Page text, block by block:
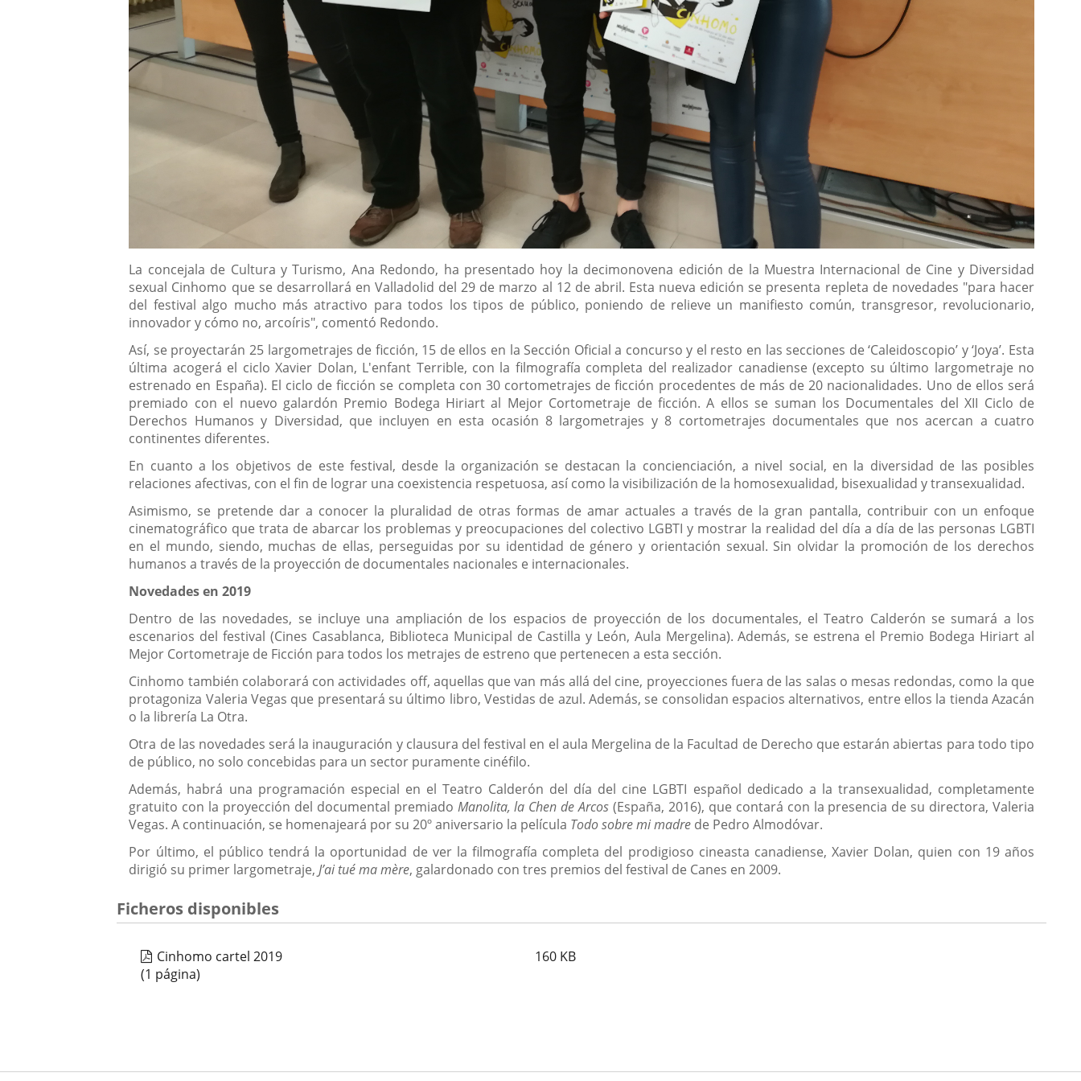
Descripción
La concejala de Cultura y Turismo, Ana Redondo, ha presentado hoy la decimonovena edición de la Muestra Internacional de Cine y Diversidad
sexual Cinhomo que se desarrollará en Valladolid del 29 de marzo al 12 de abril. Esta nueva edición se presenta repleta de novedades "para hacer
del festival algo mucho más atractivo para todos los tipos de público, poniendo de relieve un manifiesto común, transgresor, revolucionario,
innovador y cómo no, arcoíris", comentó Redondo.
Así, se proyectarán 25 largometrajes de ficción, 15 de ellos en la Sección Oficial a concurso y el resto en las secciones de ‘Caleidoscopio’ y ‘Joya’. Esta
última acogerá el ciclo Xavier Dolan, L'enfant Terrible, con la filmografía completa del realizador canadiense (excepto su último largometraje no
estrenado en España). El ciclo de ficción se completa con 30 cortometrajes de ficción procedentes de más de 20 nacionalidades. Uno de ellos será
premiado con el nuevo galardón Premio Bodega Hiriart al Mejor Cortometraje de ficción. A ellos se suman los Documentales del XII Ciclo de
Derechos Humanos y Diversidad, que incluyen en esta ocasión 8 largometrajes y 8 cortometrajes documentales que nos acercan a cuatro
continentes diferentes.
En cuanto a los objetivos de este festival, desde la organización se destacan la concienciación, a nivel social, en la diversidad de las posibles
relaciones afectivas, con el fin de lograr una coexistencia respetuosa, así como la visibilización de la homosexualidad, bisexualidad y transexualidad.
Asimismo, se pretende dar a conocer la pluralidad de otras formas de amar actuales a través de la gran pantalla, contribuir con un enfoque
cinematográfico que trata de abarcar los problemas y preocupaciones del colectivo LGBTI y mostrar la realidad del día a día de las personas LGBTI
en el mundo, siendo, muchas de ellas, perseguidas por su identidad de género y orientación sexual. Sin olvidar la promoción de los derechos
humanos a través de la proyección de documentales nacionales e internacionales.
Novedades en 2019
Dentro de las novedades, se incluye una ampliación de los espacios de proyección de los documentales, el Teatro Calderón se sumará a los
escenarios del festival (Cines Casablanca, Biblioteca Municipal de Castilla y León, Aula Mergelina). Además, se estrena el Premio Bodega Hiriart al
Mejor Cortometraje de Ficción para todos los metrajes de estreno que pertenecen a esta sección.
Cinhomo también colaborará con actividades off, aquellas que van más allá del cine, proyecciones fuera de las salas o mesas redondas, como la que
protagoniza Valeria Vegas que presentará su último libro, Vestidas de azul. Además, se consolidan espacios alternativos, entre ellos la tienda Azacán
o la librería La Otra.
Otra de las novedades será la inauguración y clausura del festival en el aula Mergelina de la Facultad de Derecho que estarán abiertas para todo tipo
de público, no solo concebidas para un sector puramente cinéfilo.
Además, habrá una programación especial en el Teatro Calderón del día del cine LGBTI español dedicado a la transexualidad, completamente
gratuito con la proyección del documental premiado Manolita, la Chen de Arcos(España, 2016), que contará con la presencia de su directora, Valeria
Vegas. A continuación, se homenajeará por su 20º aniversario la película Todo sobre mi madre de Pedro Almodóvar.
Por último, el público tendrá la oportunidad de ver la filmografía completa del prodigioso cineasta canadiense, Xavier Dolan, quien con 19 años
dirigió su primer largometraje,J’ai tué ma mère, galardonado con tres premios del festival de Canes en 2009.
Ficheros disponibles
Cinhomo cartel 2019 160 KB
(1 página)